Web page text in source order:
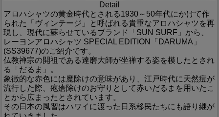
Detail
アロハシャツの黄金時代とされる1930～50年代にかけて作
られた「ヴィンテージ」と呼ばれる貴重なアロハシャツを再
現し、現代に蘇らせているブランド「SUN SURF」から、
レーヨンアロハシャツ SPECIAL EDITION「DARUMA」
(SS39677)のご紹介です。
仏教禅宗の開祖である達磨大師が坐禅する姿を模したとされ
る「だるま」。
象徴的な赤色には魔除けの意味があり、江戸時代に天然痘が
流行した際、疱瘡除けのお守りとして赤いだるまを用いたこ
とから広まったとされています。
その日本の風習はハワイに渡った日系移民たちにも語り継が